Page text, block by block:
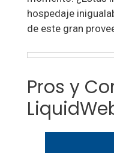
hospedaje
de este gran
Pros y